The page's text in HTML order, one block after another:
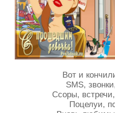
Вот и
SMS,
Ссоры,
Поцелуи,